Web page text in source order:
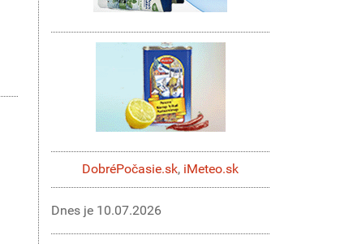
DobréPočasie.sk, iMeteo.sk
Dnes je 10.07.2026